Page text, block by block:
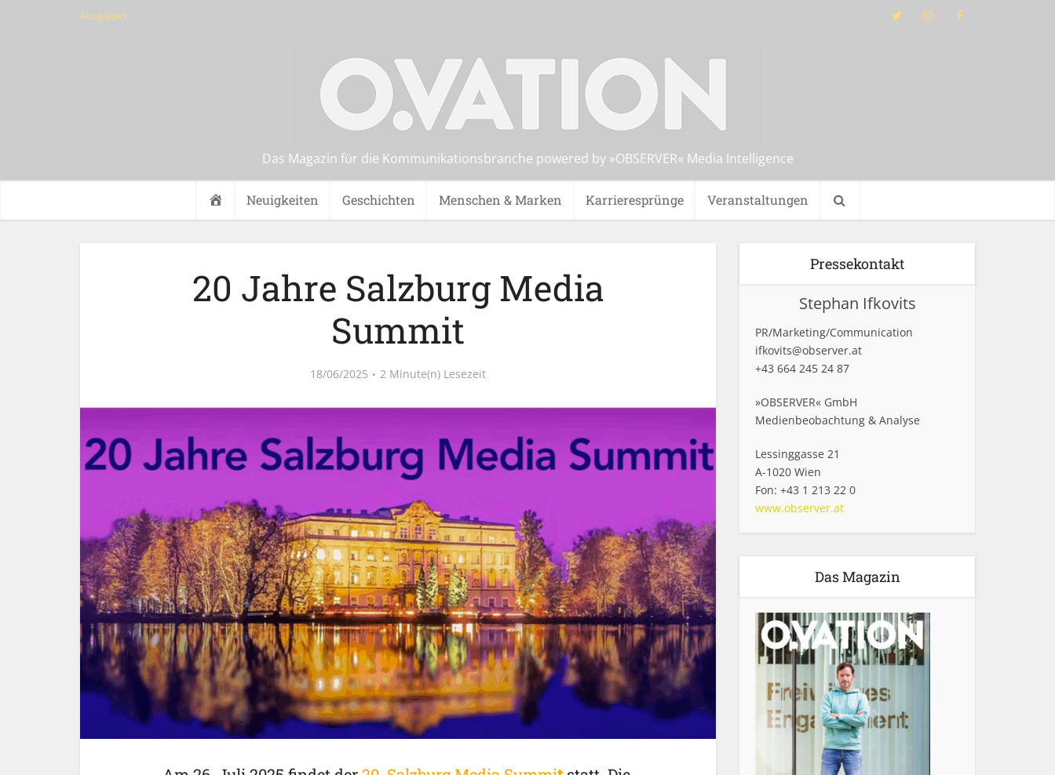
Ausgaben
Das Magazin für die Kommunikationsbranche powered by »OBSERVER« Media Intelligence
StartNeuigkeiten Geschichten Menschen & Marken Karrieresprünge Veranstaltungen
20 Jahre Salzburg Media
Summit
18/06/2025 2 Minute(n) Lesezeit
Pressekontakt
Stephan Ifkovits
PR/Marketing/Communication
ifkovits@observer.at
+43 664 245 24 87
»OBSERVER« GmbH
Medienbeobachtung & Analyse
Lessinggasse 21
A-1020 Wien
Fon: +43 1 213 22 0
www.observer.at
Das Magazin